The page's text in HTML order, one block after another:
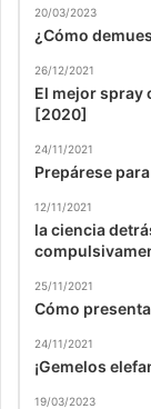
20/03/2023
¿Cómo
26/12/2021
El mejor spray
[2020]
24/11/2021
Prepárese
12/11/2021
la ciencia
25/11/2021
Cómo
24/11/2021
¡Gemelos
19/03/2023